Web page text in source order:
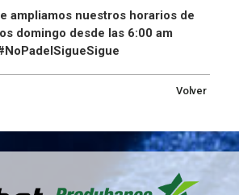
ampliamos nuestros horarios de
domingo desde las 6:00 am
Volver